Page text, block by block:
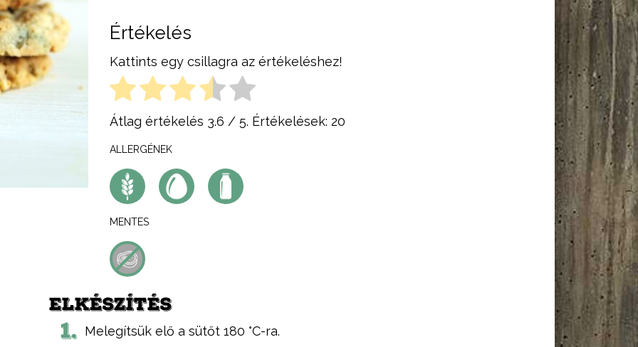
Értékelés
Kattints egy csillagra az értékeléshez!
Átlag értékelés 3.6 / 5. Értékelések: 20
ALLERGÉNEK
MENTES
ELKÉSZÍTÉS
1. Melegítsük elő a sütőt 180 °C-ra.